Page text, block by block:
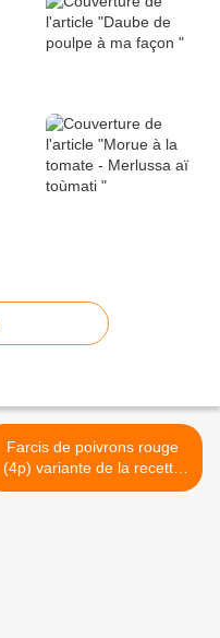
Farcis de poivrons rouge
(4p) variante de la recette
traditionelle >